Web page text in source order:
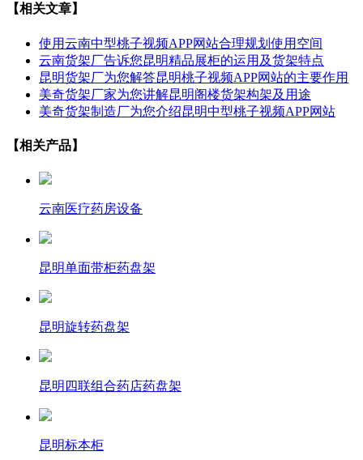
【相关文章】
使用云南中型桃子视频APP网站合理规划使用空间
云南货架厂告诉您昆明精品展柜的运用及货架特点
昆明货架厂为您解答昆明桃子视频APP网站的主要作用
美奇货架厂家为您讲解昆明阁楼货架构架及用途
美奇货架制造厂为您介绍昆明中型桃子视频APP网站
【相关产品】
云南医疗药房设备
昆明单面带柜药盘架
昆明旋转药盘架
昆明四联组合药店药盘架
昆明标本柜